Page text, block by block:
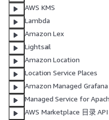
AWS KMS
Lambda
Amazon Lex
Lightsail
Amazon Location
Location Service Places
Amazon Managed Grafana
Managed Service for
AWS Marketplace 目录 API